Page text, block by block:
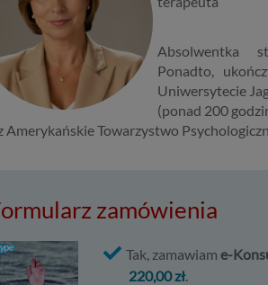
Absolwentka
Ponadto,
Uniwersytecie
(ponad 200
Amerykańskie Towarzystwo
zamówienia
Tak, zamawiam e-
220,00 zł.
2018 r.
nie
Czym
takimi